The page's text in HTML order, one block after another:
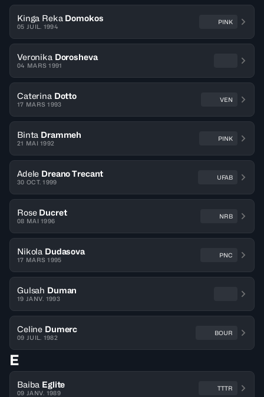
Kinga Reka Domokos
05 JUIL. 1994
PINK
Veronika Dorosheva
04 MARS 1991
Caterina Dotto
17 MARS 1993
VEN
Binta Drammeh
21 MAI 1992
PINK
Adele Dreano Trecant
30 OCT. 1999
UFAB
Rose Ducret
08 MAI 1996
NRB
Nikola Dudasova
17 MARS 1995
PNC
Gulsah Duman
19 JANV. 1993
Celine Dumerc
09 JUIL. 1982
BOUR
E
Baiba Eglite
09 JANV. 1989
TTTR